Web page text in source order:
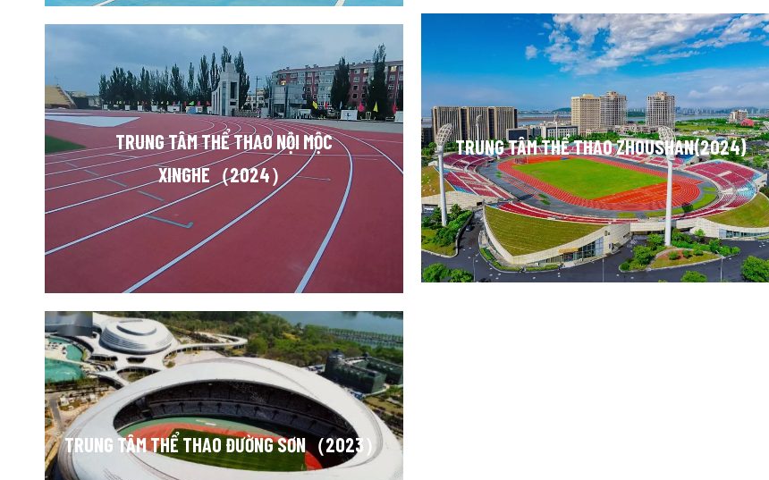
TRUNG TÂM THỂ THAO NỘI MỘC
XINGHE（2024）
TRUNG TÂM THỂ THAO ĐƯỜNG SƠN（2023）
TRUNG TÂM THỂ THAO ZHOUSHAN(2024)